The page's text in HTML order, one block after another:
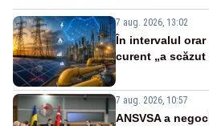
7 aug. 2026, 13:02
În intervalul
curent „a scăzut
7 aug. 2026, 10:57
ANSVSA a